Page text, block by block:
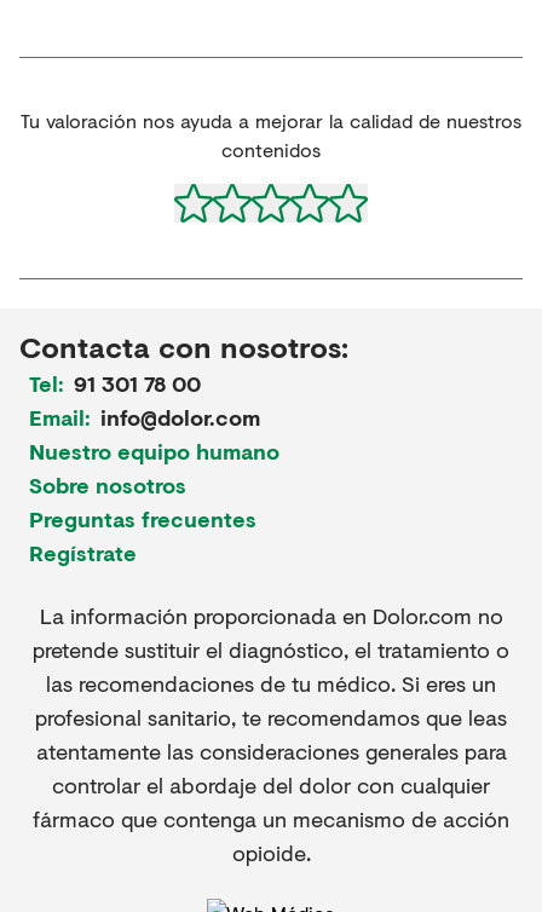
Tu valoración nos ayuda a mejorar la calidad de nuestros
contenidos
Contacta con nosotros:
Tel: 91 301 78 00
Email: info@dolor.com
Nuestro equipo humano
Sobre nosotros
Preguntas frecuentes
Regístrate
La información proporcionada en Dolor.com no
pretende sustituir el diagnóstico, el tratamiento o
las recomendaciones de tu médico. Si eres un
profesional sanitario, te recomendamos que leas
atentamente las consideraciones generales para
controlar el abordaje del dolor con cualquier
fármaco que contenga un mecanismo de acción
opioide.